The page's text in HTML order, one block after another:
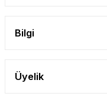
Bilgi
Üyelik